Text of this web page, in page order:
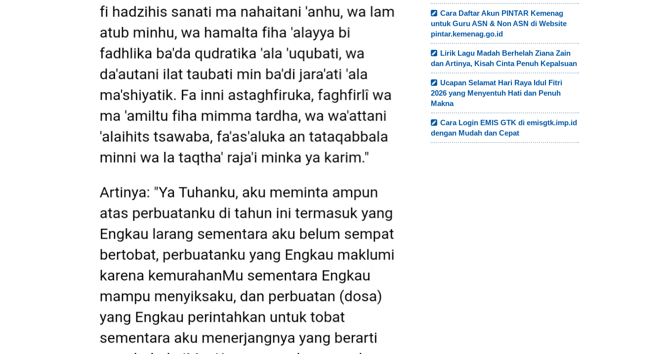
Cara Daftar Akun PINTAR Kemenag
untuk Guru ASN & Non ASN di Website
pintar.kemenag.go.id
Lirik Lagu Madah Berhelah Ziana Zain
dan Artinya, Kisah Cinta Penuh Kepalsuan
Ucapan Selamat Hari Raya Idul Fitri
2026 yang Menyentuh Hati dan Penuh
Makna
Cara Login EMIS GTK di emisgtk.imp.id
dengan Mudah dan Cepat